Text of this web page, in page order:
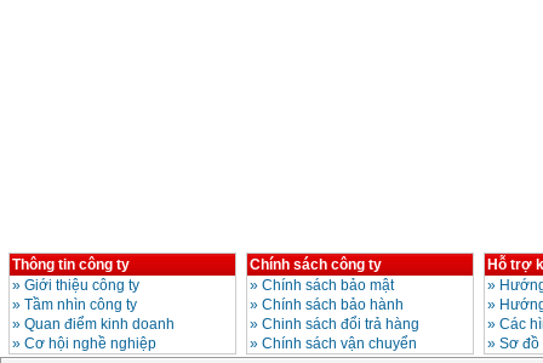
Máy cắt góc đa năng
Makita LS1019L
(1510W)
Giá:14068000
Thông tin công ty
» Giới thiệu công ty
» Tầm nhìn công ty
» Quan điểm kinh doanh
» Cơ hội nghề nghiệp
Chính sách công ty
» Chính sách bảo mật
» Chính sách bảo hành
» Chinh sách đổi trả hàng
» Chính sách vận chuyển
Hỗ trợ
»
»
» Các
» Sơ